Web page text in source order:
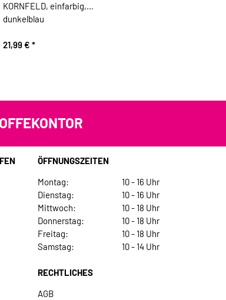
KORNFELD, einfarbig,
dunkelblau
21,99 € *
ÖFFNUNGSZEITEN
Montag:
10 - 16 Uhr
Dienstag:
10 - 16 Uhr
Mittwoch:
10 - 18 Uhr
Donnerstag:
10 - 18 Uhr
Freitag:
10 - 18 Uhr
Samstag:
10 - 14 Uhr
RECHTLICHES
AGB